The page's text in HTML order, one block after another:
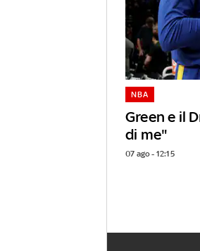
Green e il
di me"
NBA
07 ago - 12:15